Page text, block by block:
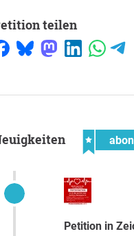
Petition teilen
Neuigkeiten
Petition in